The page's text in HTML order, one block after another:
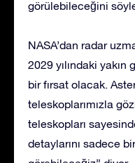
görülebileceğini
NASA’dan radar
2029 yılındaki yakın
bir fırsat olacak.
teleskoplarımızla
teleskopları
detaylarını sadece